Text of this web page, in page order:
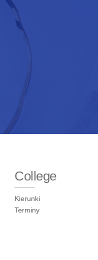
College
Kierunki
Terminy